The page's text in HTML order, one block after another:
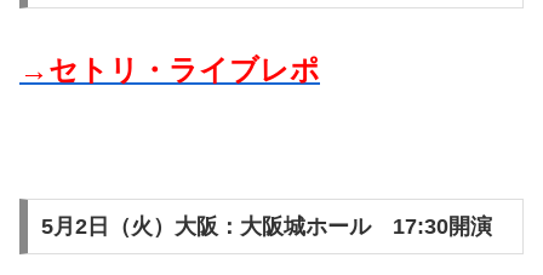
→セトリ・ライブレポ
5月2日（火）大阪：大阪城ホール 17:30開演